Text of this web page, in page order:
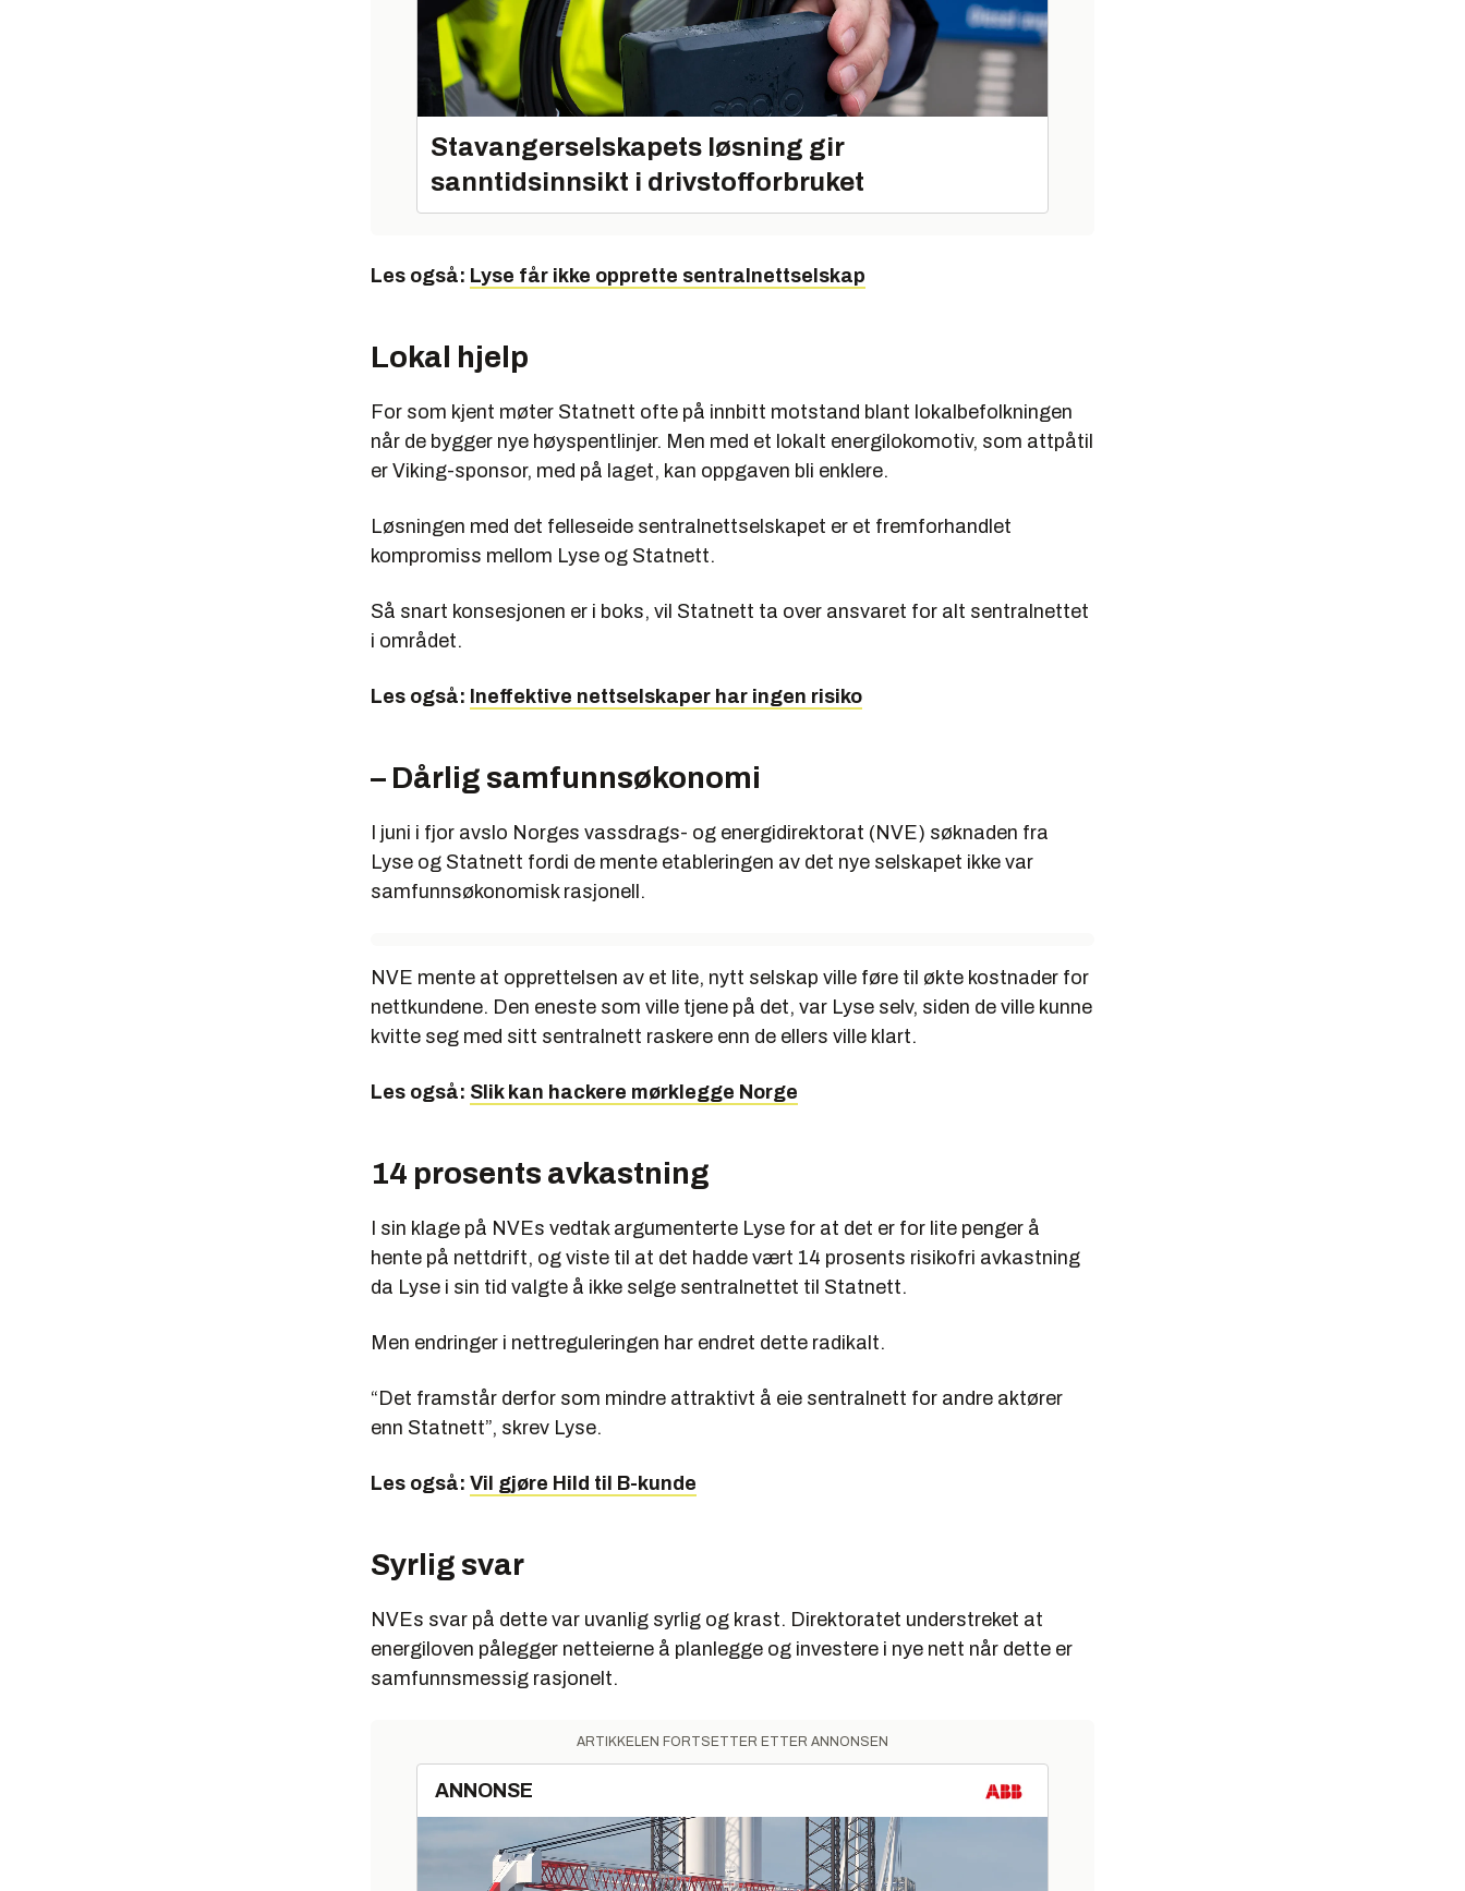
Stavangerselskapets løsning gir
sanntidsinnsikt i drivstofforbruket
Les også: Lyse får ikke opprette sentralnettselskap
Lokal hjelp
For som kjent møter Statnett ofte på innbitt motstand blant lokalbefolkningen
når de bygger nye høyspentlinjer. Men med et lokalt energilokomotiv, som attpåtil
er Viking-sponsor, med på laget, kan oppgaven bli enklere.
Løsningen med det felleseide sentralnettselskapet er et fremforhandlet
kompromiss mellom Lyse og Statnett.
Så snart konsesjonen er i boks, vil Statnett ta over ansvaret for alt sentralnettet
i området.
Les også: Ineffektive nettselskaper har ingen risiko
– Dårlig samfunnsøkonomi
I juni i fjor avslo Norges vassdrags- og energidirektorat (NVE) søknaden fra
Lyse og Statnett fordi de mente etableringen av det nye selskapet ikke var
samfunnsøkonomisk rasjonell.
NVE mente at opprettelsen av et lite, nytt selskap ville føre til økte kostnader for
nettkundene. Den eneste som ville tjene på det, var Lyse selv, siden de ville kunne
kvitte seg med sitt sentralnett raskere enn de ellers ville klart.
Les også: Slik kan hackere mørklegge Norge
14 prosents avkastning
I sin klage på NVEs vedtak argumenterte Lyse for at det er for lite penger å
hente på nettdrift, og viste til at det hadde vært 14 prosents risikofri avkastning
da Lyse i sin tid valgte å ikke selge sentralnettet til Statnett.
Men endringer i nettreguleringen har endret dette radikalt.
“Det framstår derfor som mindre attraktivt å eie sentralnett for andre aktører
enn Statnett”, skrev Lyse.
Les også: Vil gjøre Hild til B-kunde
Syrlig svar
NVEs svar på dette var uvanlig syrlig og krast. Direktoratet understreket at
energiloven pålegger netteierne å planlegge og investere i nye nett når dette er
samfunnsmessig rasjonelt.
ARTIKKELEN FORTSETTER ETTER ANNONSEN
ANNONSE